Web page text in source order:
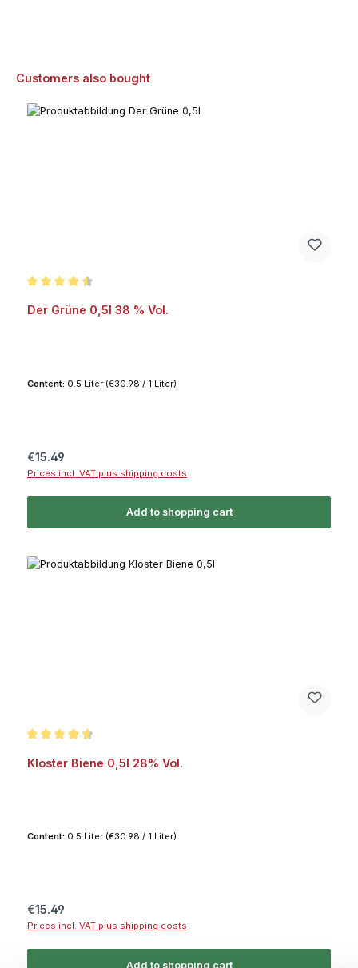
Skip product gallery
Customers also bought
Der Grüne 0,5l 38 % Vol.
Content: 0.5 Liter (€30.98 / 1 Liter)
Regular price:
€15.49
Prices incl. VAT plus shipping costs
Add to shopping cart
Kloster Biene 0,5l 28% Vol.
Content: 0.5 Liter (€30.98 / 1 Liter)
Regular price:
€15.49
Prices incl. VAT plus shipping costs
Add to shopping cart